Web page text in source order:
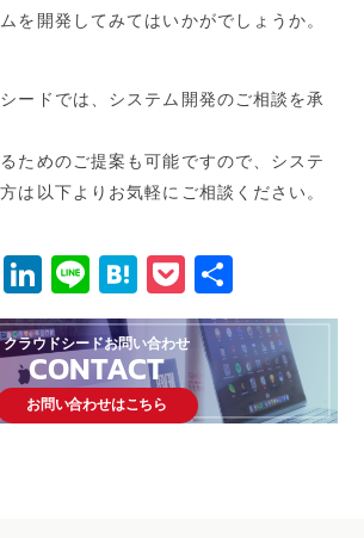
を開発してみてはいかがでしょうか。
ードでは、システム開発のご相談を承
ためのご提案も可能ですので、システ
は以下よりお気軽にご相談ください。
Facebook
LinkedIn
LineHatena
Pocket
有
クラウドシードお問い合わせ
CONTACT
お問い合わせはこちら